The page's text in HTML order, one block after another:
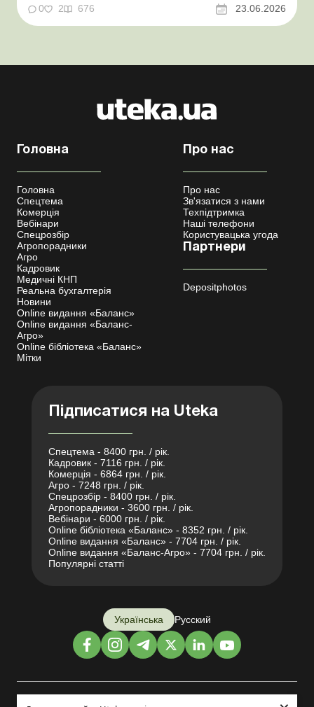
нормативне обґрунтування. Проблемні витрати:
податкові ризики та судова практика Здавалось би, у
цьому питанні неоднозначності бути не може. Однак,
0 2 676 23.06.2026
Головна
Головна
Спецтема
Комерція
Вебінари
Спецрозбір
Агропорадники
Агро
Кадровик
Медичні КНП
Реальна бухгалтерія
Новини
Online видання «Баланс»
Online видання «Баланс-
Агро»
Online бібліотека «Баланс»
Мітки
Про нас
Про нас
Зв'язатися з нами
Техпідтримка
Наші телефони
Користувацька угода
Партнери
Depositphotos
Підписатися на Uteka
Спецтема - 8400 грн. / рік.
Кадровик - 7116 грн. / рік.
Комерція - 6864 грн. / рік.
Агро - 7248 грн. / рік.
Спецрозбір - 8400 грн. / рік.
Агропорадники - 3600 грн. / рік.
Вебінари - 6000 грн. / рік.
Online бібліотека «Баланс» - 8352 грн. / рік.
Online видання «Баланс» - 7704 грн. / рік.
Online видання «Баланс-Агро» - 7704 грн. / рік.
Популярні статті
Українська Русский